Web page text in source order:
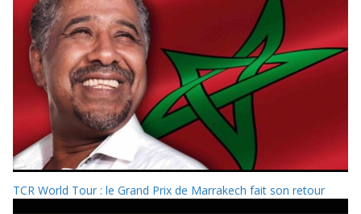
TCR World Tour : le Grand Prix de Marrakech fait son retour